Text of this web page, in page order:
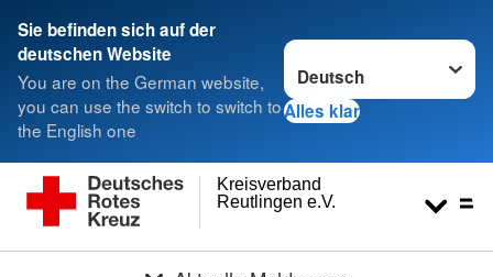
Sie befinden sich auf der
deutschen Website
You are on the German website,
you can use the switch to switch to
the English one
Sprache wechseln zu
Alles klar
Reutlingen e.V.
Kreisverband